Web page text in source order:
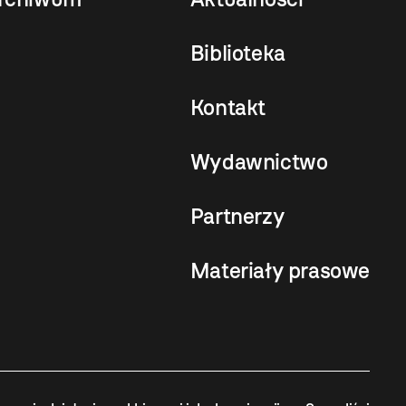
Biblioteka
Kontakt
Wydawnictwo
Partnerzy
Materiały prasowe